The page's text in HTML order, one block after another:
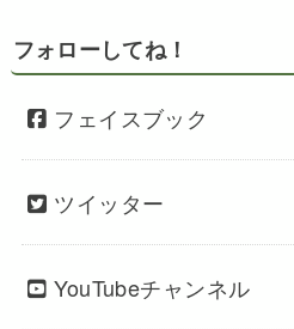
フォローしてね！
フェイスブック
ツイッター
YouTubeチャンネル